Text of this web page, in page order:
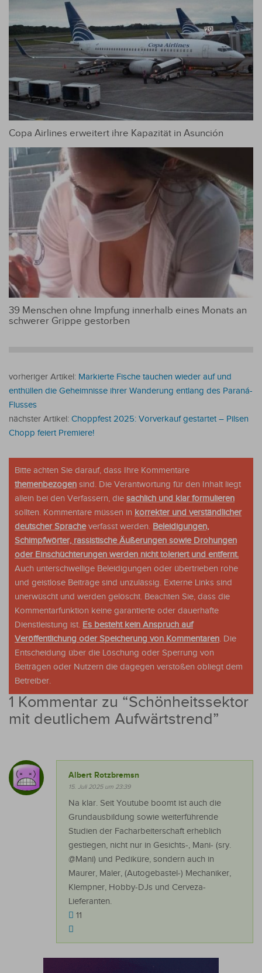
Copa Airlines erweitert ihre Kapazität in Asunción
39 Menschen ohne Impfung innerhalb eines Monats an
schwerer Grippe gestorben
vorheriger Artikel: Markierte Fische tauchen wieder auf und
enthüllen die Geheimnisse ihrer Wanderung entlang des Paraná-
Flusses
nächster Artikel: Choppfest 2025: Vorverkauf gestartet – Pilsen
Chopp feiert Premiere!
Bitte achten Sie darauf, dass Ihre Kommentare
themenbezogen sind. Die Verantwortung für den Inhalt liegt
allein bei den Verfassern, die sachlich und klar formulieren
sollten. Kommentare müssen in korrekter und verständlicher
deutscher Spracheverfasst werden. Beleidigungen,
Schimpfwörter, rassistische Äußerungen sowie Drohungen
oder Einschüchterungen werden nicht toleriert und entfernt.
Auch unterschwellige Beleidigungen oder übertrieben rohe
und geistlose Beiträge sind unzulässig. Externe Links sind
unerwüscht und werden gelöscht. Beachten Sie, dass die
Kommentarfunktion keine garantierte oder dauerhafte
Dienstleistung ist. Es besteht kein Anspruch auf
Veröffentlichung oder Speicherung von Kommentaren. Die
Entscheidung über die Löschung oder Sperrung von
Beiträgen oder Nutzern die dagegen verstoßen obliegt dem
Betreiber.
1 Kommentar zu “Schönheitssektor
mit deutlichem Aufwärtstrend”
Albert Rotzbremsn
15. Juli 2025 um 23:39
Na klar. Seit Youtube boomt ist auch die
Grundausbildung sowie weiterführende
Studien der Facharbeiterschaft erheblich
gestiegen, nicht nur in Gesichts-, Mani- (sry.
@Mani) und Pediküre, sondern auch in
Maurer, Maler, (Autogebastel-) Mechaniker,
Klempner, Hobby-DJs und Cerveza-
Lieferanten.
11